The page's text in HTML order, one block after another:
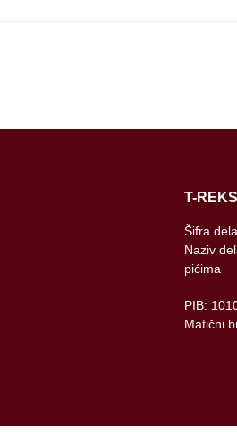
T-
Šifra
Naziv
pićima
PIB:
Matični